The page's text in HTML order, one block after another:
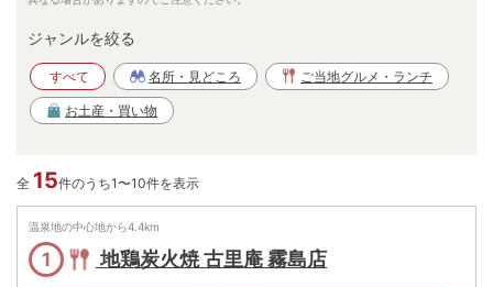
ジャンルを絞る
すべて 名所・見どころ ご当地グルメ・ランチ
お土産・買い物
全 15件のうち1〜10件を表示
温泉地の中心地から4.4km
1 地鶏炭火焼 古里庵 霧島店